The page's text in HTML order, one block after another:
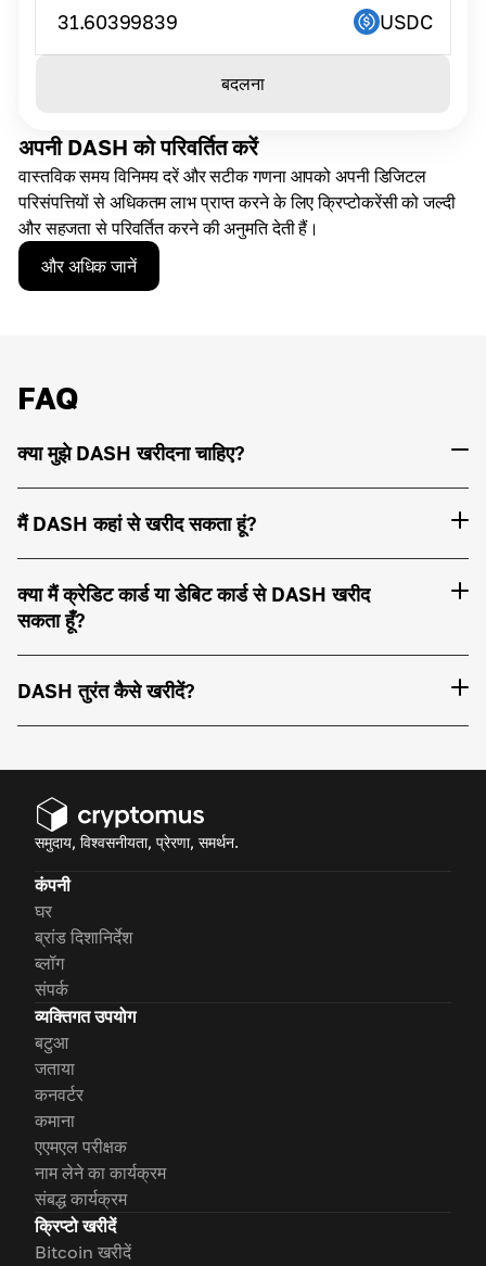
अपनी DASH को परिवर्तित करें
वास्तविक समय विनिमय दरें और सटीक गणना आपको अपनी डिजिटल
परिसंपत्तियों से अधिकतम लाभ प्राप्त करने के लिए क्रिप्टोकरेंसी को जल्दी
और सहजता से परिवर्तित करने की अनुमति देती हैं।
और अधिक जानें
31.60399839 USDC
बदलना
FAQ
क्या मुझे DASH खरीदना चाहिए?
मैं DASH कहां से खरीद सकता हूं?
क्या मैं क्रेडिट कार्ड या डेबिट कार्ड से DASH खरीद
सकता हूँ?
DASH तुरंत कैसे खरीदें?
समुदाय, विश्वसनीयता, प्रेरणा, समर्थन.
कंपनी
घर
ब्रांड दिशानिर्देश
ब्लॉग
संपर्क
व्यक्तिगत उपयोग
बटुआ
जताया
कनवर्टर
कमाना
एएमएल परीक्षक
नाम लेने का कार्यक्रम
संबद्ध कार्यक्रम
क्रिप्टो खरीदें
Bitcoin खरीदें